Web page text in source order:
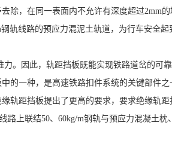
除，在同一表面内不允许有深度超过2mm
轨线路的预应力混泥土轨道，为行车安全起
因此，轨距挡板既能实现铁路道岔的可
的一种，是高速铁路扣件系统的关键部件之
轨距挡板提出了更高的要求，要求绝缘轨距
上联结50、60kg/m钢轨与预应力混凝土枕